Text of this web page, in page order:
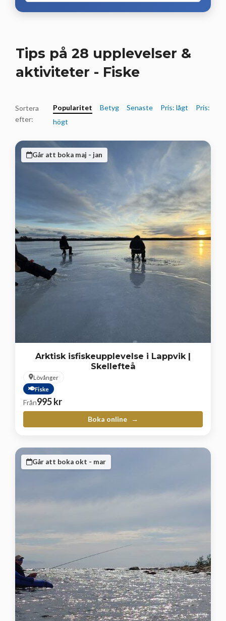
Tips på 28 upplevelser &
aktiviteter - Fiske
Sortera
efter:
Popularitet Betyg Senaste Pris: lågt
Pris:
högt
Går att boka maj - jan
Arktisk isfiskeupplevelse i Lappvik |
Skellefteå
Lövånger
Fiske
Från995kr
Boka online
Går att boka okt - mar